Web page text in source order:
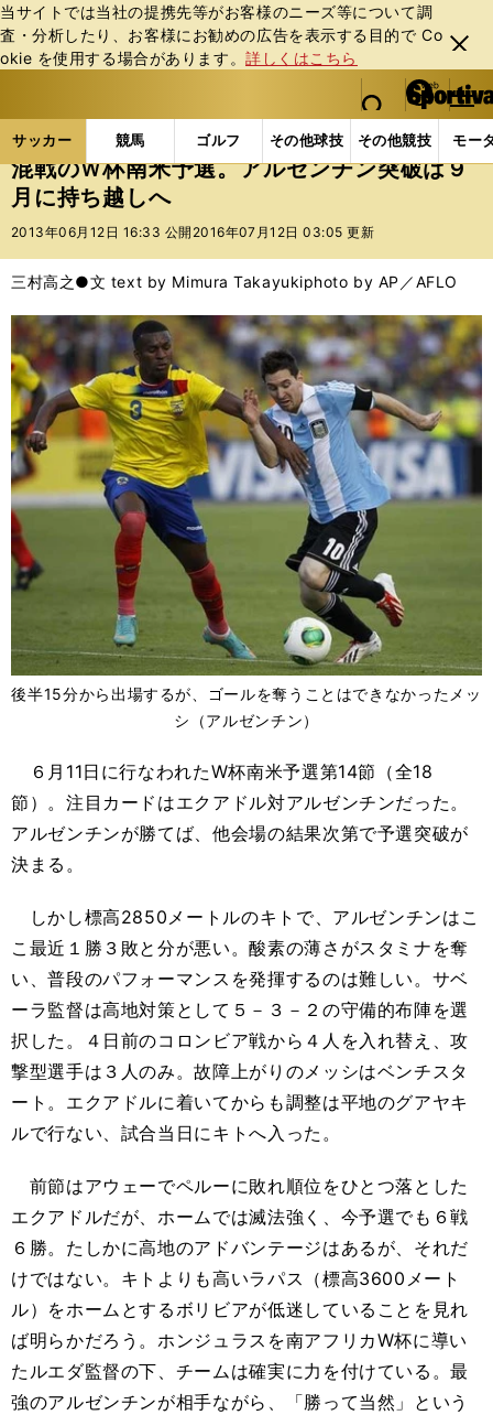
当サイトでは当社の提携先等がお客様のニーズ等について調
査・分析したり、お客様にお勧めの広告を表⽰する⽬的で Co
okie を使⽤する場合があります。詳しくはこちら
閉じ
る
web Sportiva (webスポルティーバ)
検索
マイペ
ー
ジ
メニュ
サッカー 競馬 ゴルフ その他球技 その他競技 モー
ス
ポ
ル
バ
サッカーの記事一覧 海外サッカー 海外サッカー
混戦のＷ杯南米予選。アルゼンチン突破は９
月に持ち越しへ
2013年06月12日 16:33 公開 2016年07月12日 03:05 更新
三村高之●文 text by Mimura Takayukiphoto by AP／AFLO
後半15分から出場するが、ゴールを奪うことはできなかったメッ
シ（アルゼンチン）
６月11日に行なわれたW杯南米予選第14節（全18
節）。注目カードはエクアドル対アルゼンチンだった。
アルゼンチンが勝てば、他会場の結果次第で予選突破が
決まる。
しかし標高2850メートルのキトで、アルゼンチンはこ
こ最近１勝３敗と分が悪い。酸素の薄さがスタミナを奪
い、普段のパフォーマンスを発揮するのは難しい。サベ
ーラ監督は高地対策として５－３－２の守備的布陣を選
択した。４日前のコロンビア戦から４人を入れ替え、攻
撃型選手は３人のみ。故障上がりのメッシはベンチスタ
ート。エクアドルに着いてからも調整は平地のグアヤキ
ルで行ない、試合当日にキトへ入った。
前節はアウェーでペルーに敗れ順位をひとつ落とした
エクアドルだが、ホームでは滅法強く、今予選でも６戦
６勝。たしかに高地のアドバンテージはあるが、それだ
けではない。キトよりも高いラパス（標高3600メート
ル）をホームとするボリビアが低迷していることを見れ
ば明らかだろう。ホンジュラスを南アフリカW杯に導い
たルエダ監督の下、チームは確実に力を付けている。最
強のアルゼンチンが相手ながら、「勝って当然」という